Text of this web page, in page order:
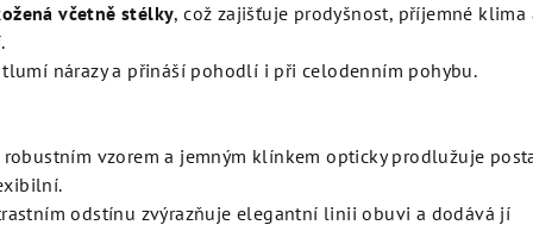
včetně stélky, což zajišťuje prodyšnost, příjemné klima
tlumí nárazy a přináší pohodlí i při celodenním pohybu.
robustním vzorem a jemným klínkem opticky prodlužuje
odstínu zvýrazňuje elegantní linii obuvi a dodává jí